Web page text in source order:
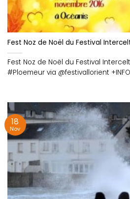
Fest Noz de Noël du Festival
Fest Noz de Noël du Festival
#Ploemeur via @festivallorient
18
Nov